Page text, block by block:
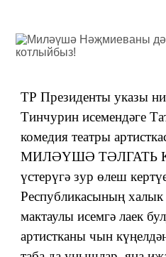
ТР Президенты указы
Тинчурин исемендәге
комедия театры
МИЛӘҮШӘ ТӘЛГАТЬ
үстерүгә зур өлеш
Республикасының халык
мактаулы исемгә лаек
артистканы чын